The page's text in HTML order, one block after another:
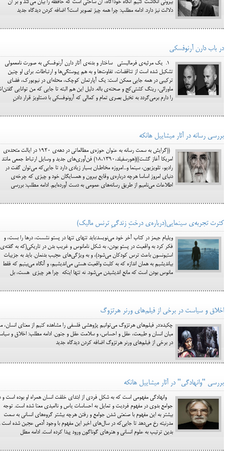
بیرونی انگاشت کنیم آنگاه خودآگاه، آن ساحتی است که حافظه را بیان می‌کند و بر آن
دلالت نیز دارد. ادامه مطلب: چرا همه چیز تصویر است؟ اضافه کردن دیدگاه جدید
در باب دارن آرنوفسکی
1. یک مرثیه‌ی فرمالیستی ساختار و بدنه‌ی آثار دارن آرنوفسکی به صورت نامعمولی
تشکیل شده است از تناقضات، تفاوت‌ها و به هم پیوستگی‌ها و ارتباطات. برای او چنین
ترکیبی در همه جایی ممکن است: یک آپارتمان کوچک، محله‌ای در نیویورک، فضای
ماورائی، رینگ کشتی‌کج و صحنه‌ی باله. دلیل این هم البته تا جایی که من توانایی
را دارم برمی‌گردد به تخیل بصری تمام و کمالی که آرونوفسکی با دستاویز قرار دادنِ
بررسی رسانه در آثار میشاییل هانکه
((گرایش به سمت رسانه به عنوان حوزه‌ی مطالعاتی در دهه‌ی 1920 در ایالت متحده‌ی
امریکا آغاز گشت))(هورسفیلد،18،1390) فن‌آوری‌های جدید و وسایل ارتباط جمعی مانند
رادیو، تلویزیون، سینما و...امروزه مخاطبان بسیار زیادی دارد تا جایی‌که می‌توان گفت در
دنیای امروز اساسا هرچه درباره‌ی وقایع بیرون و همسایگان خود و چیزی که چرخه‌ی
اطلاعات می‌نامیم از طریق رسانه‌های عمومی به دست آورده‌ایم. ادامه مطلب: بررسی
کثرت تجربه‌ی سینمایی(درباره‌ی درختِ زندگیِ ترنس مالیک)
ویلیام جیمز در کتاب آخر خود می‌نویسد:باید تنهای تنها در پستو نشست، درها را بست، و
فکر کرد به واقعیت در پستو بودن، به شکل نامانوس و غریب بدن در تاریکی(که به گفته‌ی
استیونسون باعث ترس کودکان می‌شود)، و به ویژگی‌های عجیب بدنمان. باید به جزییات
بیاندیشیم به همان اندازه که به کلیت واقعیت هستی می‌اندیشیم، و آنگاه می‌بینیم که فقط
مانوس بودن است که مانع اندیشیدن می‌شود. نه تنها اینکه چرا هر چیزی هست، بل
اخلاق و سیاست در برخی از فیلم‌های ورنر هرتزوگ
چکیده:در فیلم‌های هرتزوگ می‌توانیم پژوهشی فلسفی را مشاهده کنیم از معنای انسان،
میان انسان و طبیعت، عقل و احساس، و سلامت عقل و جنون. ادامه مطلب: اخلاق و
در برخی از فیلم‌های ورنر هرتزوگ اضافه کردن دیدگاه جدید
بررسی "وانهادگی" در آثار میشاییل هانکه
وانهادگی مفهومی است که به شکل فردی از ابتدای خلقت انسان همراه او بوده است و
جوامع بدوی در مفهوم فردیت و تمایل به احساسات یاس و ناامیدی معنا شده است. توجه
بیشتر به این مفهوم با صنعتی شدن جوامع و رفتن هرچه بیشتر گروه‌های انسانی به سمت
مدرنیته رخ می‌دهد تا جایی‌که در سال‌های اخیر این مفهوم با وجود آدمی عجین شده است
بدین ترتیب به علوم انسانی و هنرهای گوناگون ورود پیدا کرده است. ادامه مطل